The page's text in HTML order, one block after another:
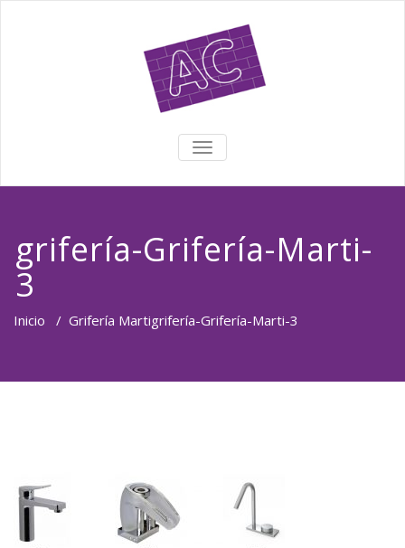
TOGGLE NAVIGATION
grifería-Grifería-Marti-
3
Inicio / Grifería Martigrifería-Grifería-Marti-3